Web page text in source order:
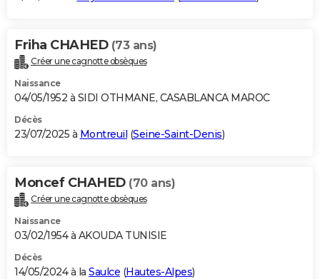
Carte de Noël
Carte Bonne année
Carte Saint-Valentin
Carte Pâques
Carte d'anniversaire
DICTIONNAIRE
Dictionnaire
Biographies
Citations
Expressions
Proverbes
PROGRAMME TV
S'inscrire
Se connecter
Lycées
Collèges
Primaires
Universités
Entreprises
Service militaire
Avis de recherche
AVIS DE DÉCÈS
Bricolage
Lifestyle
Culture
Sport
Auto
Television
Voyage
Cinema
Friha CHAHED (73 ans)
Créer une cagnotte obsèques
Naissance
04/05/1952 à SIDI OTHMANE, CASABLANCA MAROC
Décès
23/07/2025 à Montreuil (Seine-Saint-Denis)
Moncef CHAHED (70 ans)
Créer une cagnotte obsèques
Naissance
03/02/1954 à AKOUDA TUNISIE
Décès
14/05/2024 à la Saulce (Hautes-Alpes)